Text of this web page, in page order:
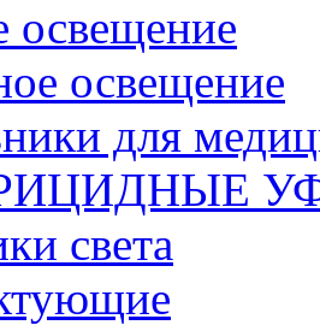
освещение
освещение
для
света